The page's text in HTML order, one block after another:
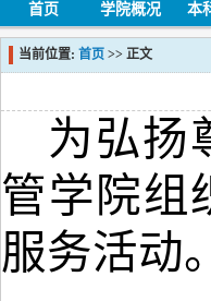
首页 学院概况 本
当前位置: 首页 >> 正文
为弘扬
管学院组
服务活动。